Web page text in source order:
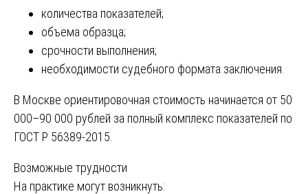
количества показателей;
объема образца;
срочности выполнения;
необходимости судебного формата заключения.
В Москве ориентировочная стоимость начинается от 50
000–90 000 рублей за полный комплекс показателей по
ГОСТ Р 56389-2015.
Возможные трудности
На практике могут возникнуть: